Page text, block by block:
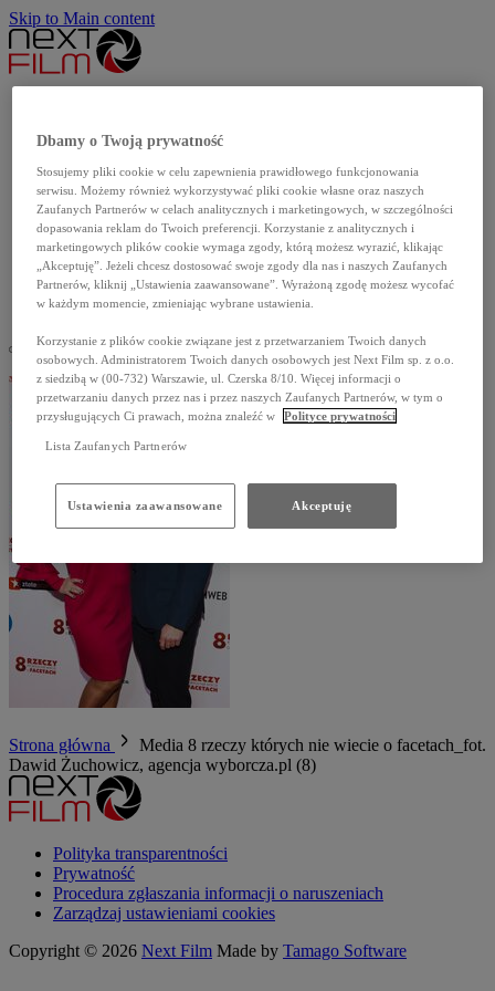
Skip to Main content
Produkcje własne
Dla szkół
Dla mediów
O nas
Kontakt
English
Strona główna Media 8 rzeczy których nie wiecie o facetach_fot.
Dawid Żuchowicz, agencja wyborcza.pl (8)
Polityka transparentności
Prywatność
Procedura zgłaszania informacji o naruszeniach
Zarządzaj ustawieniami cookies
Copyright © 2026 Next Film Made by Tamago Software
Dbamy o Twoją prywatność
Stosujemy pliki cookie w celu zapewnienia prawidłowego funkcjonowania
serwisu. Możemy również wykorzystywać pliki cookie własne oraz naszych
Zaufanych Partnerów w celach analitycznych i marketingowych, w szczególności
dopasowania reklam do Twoich preferencji. Korzystanie z analitycznych i
marketingowych plików cookie wymaga zgody, którą możesz wyrazić, klikając
„Akceptuję”. Jeżeli chcesz dostosować swoje zgody dla nas i naszych Zaufanych
Partnerów, kliknij „Ustawienia zaawansowane”. Wyrażoną zgodę możesz wycofać
w każdym momencie, zmieniając wybrane ustawienia.
Korzystanie z plików cookie związane jest z przetwarzaniem Twoich danych
osobowych. Administratorem Twoich danych osobowych jest Next Film sp. z o.o.
z siedzibą w (00-732) Warszawie, ul. Czerska 8/10. Więcej informacji o
przetwarzaniu danych przez nas i przez naszych Zaufanych Partnerów, w tym o
przysługujących Ci prawach, można znaleźć w
Polityce prywatności
Lista Zaufanych Partnerów
Ustawienia zaawansowane Akceptuję